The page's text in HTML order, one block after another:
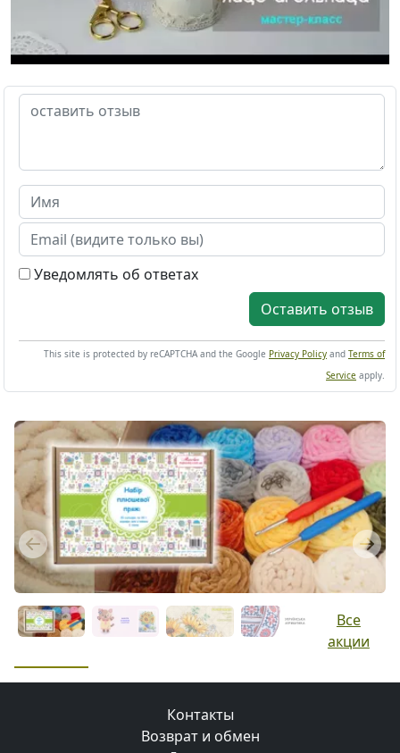
Уведомлять об ответах
Оставить отзыв
This site is protected by reCAPTCHA and the Google Privacy Policy and Terms of
Service apply.
Previous Next
Все
акции
Контакты
Возврат и обмен